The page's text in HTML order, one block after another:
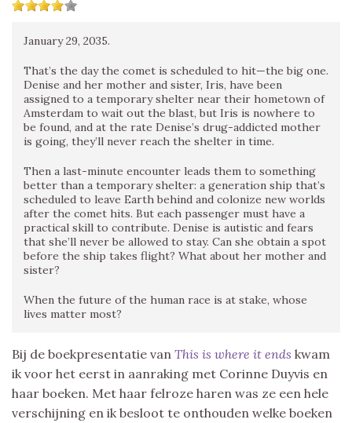
January 29, 2035.
That’s the day the comet is scheduled to hit—the big one.
Denise and her mother and sister, Iris, have been
assigned to a temporary shelter near their hometown of
Amsterdam to wait out the blast, but Iris is nowhere to
be found, and at the rate Denise’s drug-addicted mother
is going, they’ll never reach the shelter in time.
Then a last-minute encounter leads them to something
better than a temporary shelter: a generation ship that’s
scheduled to leave Earth behind and colonize new worlds
after the comet hits. But each passenger must have a
practical skill to contribute. Denise is autistic and fears
that she’ll never be allowed to stay. Can she obtain a spot
before the ship takes flight? What about her mother and
sister?
When the future of the human race is at stake, whose
lives matter most?
Bij de boekpresentatie van This is where it ends kwam
ik voor het eerst in aanraking met Corinne Duyvis en
haar boeken. Met haar felroze haren was ze een hele
verschijning en ik besloot te onthouden welke boeken